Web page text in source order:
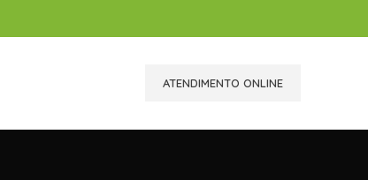
ATENDIMENTO ONLINE